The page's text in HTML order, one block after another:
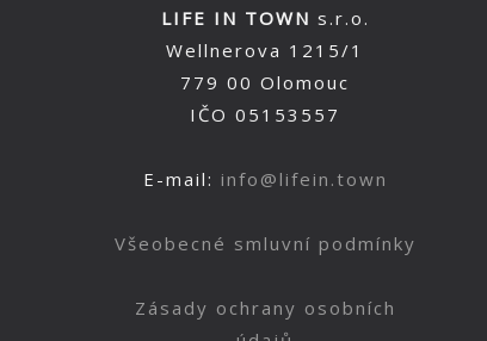
LIFE IN TOWN s.r.o.
Wellnerova 1215/1
779 00 Olomouc
IČO 05153557
E-mail: info@lifein.town
Všeobecné smluvní podmínky
Zásady ochrany osobních